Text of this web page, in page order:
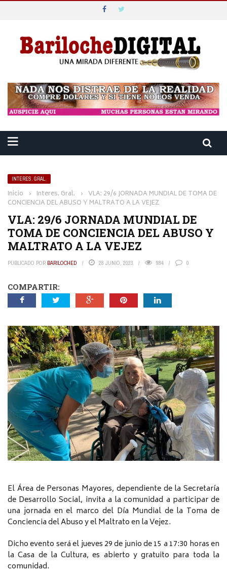
INTERES. GRAL.
Inicio › Interes. Gral. › VLA: 29/6 JORNADA MUNDIAL DE TOMA DE
CONCIENCIA DEL ABUSO Y MALTRATO A LA VEJEZ
VLA: 29/6 JORNADA MUNDIAL DE
TOMA DE CONCIENCIA DEL ABUSO Y
MALTRATO A LA VEJEZ
PUBLICADO POR BARILOCHED 28 JUNIO, 2023 984 0
COMPARTIR:
El Área de Personas Mayores, dependiente de la Secretaría
de Desarrollo Social, invita a la comunidad a participar de
una jornada en el marco del Día Mundial de la Toma de
Conciencia del Abuso y el Maltrato en la Vejez.
Dicho evento será el jueves 29 de junio de 15 a 17:30 horas en
la Casa de la Cultura, es abierto y gratuito para toda la
comunidad.